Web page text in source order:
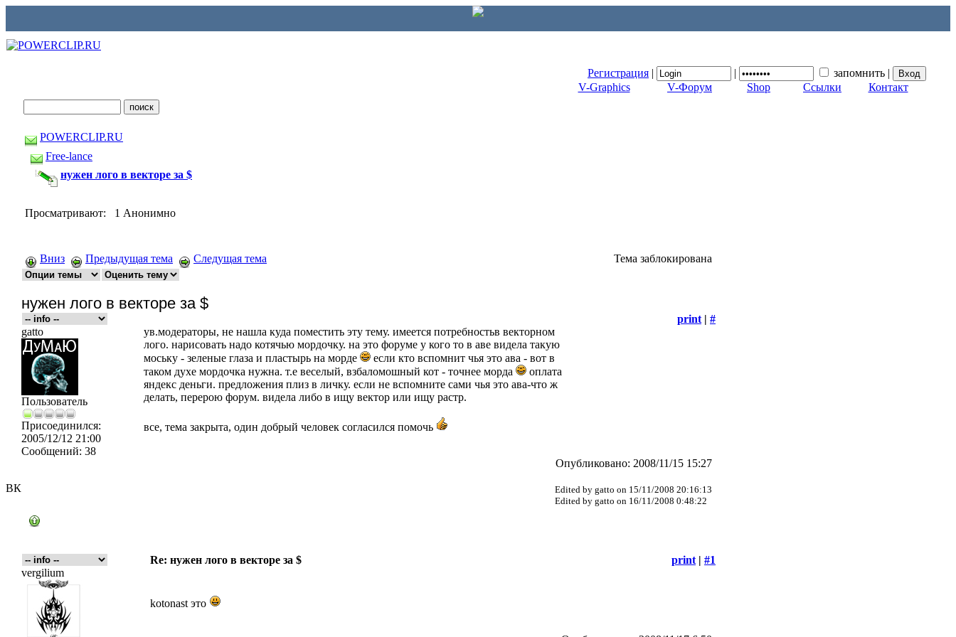
Регистрация | | запомнить |
V-Graphics
V-Форум Shop Ссылки Контакт
ВК
POWERCLIP.RU
Free-lance
нужен лого в векторе за $
Просматривают: 1 Анонимно
Вниз Предыдущая тема Следущая тема Тема заблокирована
нужен лого в векторе за $
print | #
gatto
Пользователь
Присоединился:
2005/12/12 21:00
Сообщений: 38
ув.модераторы, не нашла куда поместить эту тему. имеется потребностьв векторном
лого. нарисовать надо котячью мордочку. на это форуме у кого то в аве видела такую
моську - зеленые глаза и пластырь на морде
если кто вспомнит чья это ава - вот в
таком духе мордочка нужна. т.е веселый, взбаломошный кот - точнее морда
оплата
яндекс деньги. предложения плиз в личку. если не вспомните сами чья это ава-что ж
делать, перерою форум. видела либо в ищу вектор или ищу растр.
все, тема закрыта, один добрый человек согласился помочь
Опубликовано: 2008/11/15 15:27
Edited by gatto on 15/11/2008 20:16:13
Edited by gatto on 16/11/2008 0:48:22
Re: нужен лого в векторе за $ print | #1
vergilium
kotonast это